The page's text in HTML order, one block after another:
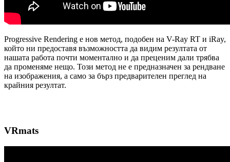
Progressive Rendering е нов метод, подобен на V-Ray RT и iRay,
който ни предоставя възможността да видим резултата от
нашата работа почти моментално и да преценим дали трябва
да променяме нещо. Този метод не е предназначен за рендване
на изображения, а само за бърз предварителен преглед на
крайния резултат.
VRmats